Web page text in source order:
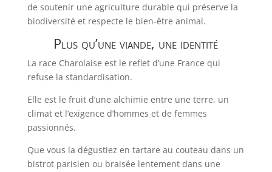
de soutenir une agriculture durable qui préserve la
biodiversité et respecte le bien-être animal.
Plus qu’une viande, une identité
La race Charolaise est le reflet d’une France qui
refuse la standardisation.
Elle est le fruit d’une alchimie entre une terre, un
climat et l’exigence d’hommes et de femmes
passionnés.
Que vous la dégustiez en tartare au couteau dans un
bistrot parisien ou braisée lentement dans une